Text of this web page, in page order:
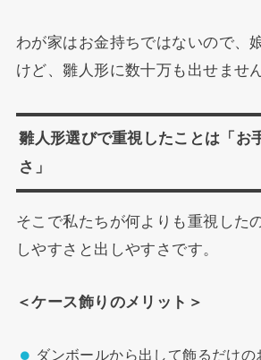
わが家はお金持ちではないので、
けど、雛人形に数十万も出せません
雛人形選びで重視したことは「お
さ」
そこで私たちが何よりも重視した
しやすさと出しやすさです。
＜ケース飾りのメリット＞
ダンボールから出して飾るだけの